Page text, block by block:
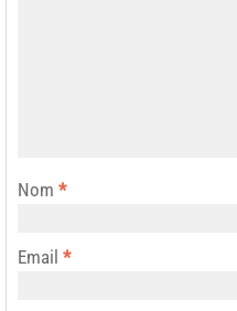
Nom *
Email *